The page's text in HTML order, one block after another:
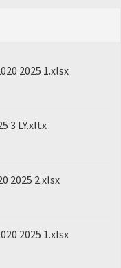
2025 1.xlsx
3 LY.xltx
2025 2.xlsx
2025 1.xlsx